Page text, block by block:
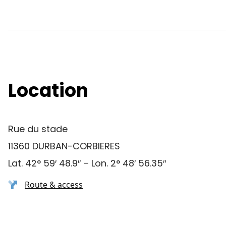
Location
Rue du stade
11360 DURBAN-CORBIERES
Lat. 42° 59′ 48.9″ – Lon. 2° 48′ 56.35″
Route & access